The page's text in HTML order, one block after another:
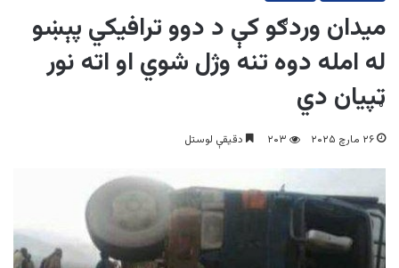
میدان وردګو کې د دوو ترافیکي پېښو
له امله دوه تنه وژل شوي او اته نور
ټپیان دي
۲۶ مارچ ۲۰۲۵ ۲۰۳ دقیقې لوستل